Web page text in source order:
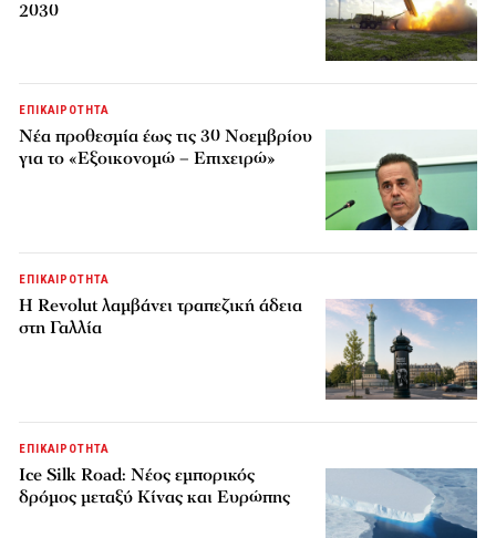
2030
ΕΠΙΚΑΙΡΟΤΗΤΑ
Νέα προθεσμία έως τις 30 Νοεμβρίου
για το «Εξοικονομώ – Επιχειρώ»
ΕΠΙΚΑΙΡΟΤΗΤΑ
Η Revolut λαμβάνει τραπεζική άδεια
στη Γαλλία
ΕΠΙΚΑΙΡΟΤΗΤΑ
Ice Silk Road: Nέος εμπορικός
δρόμος μεταξύ Κίνας και Ευρώπης